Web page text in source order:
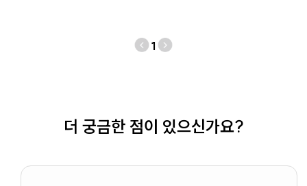
1
더 궁금한 점이 있으신가요?